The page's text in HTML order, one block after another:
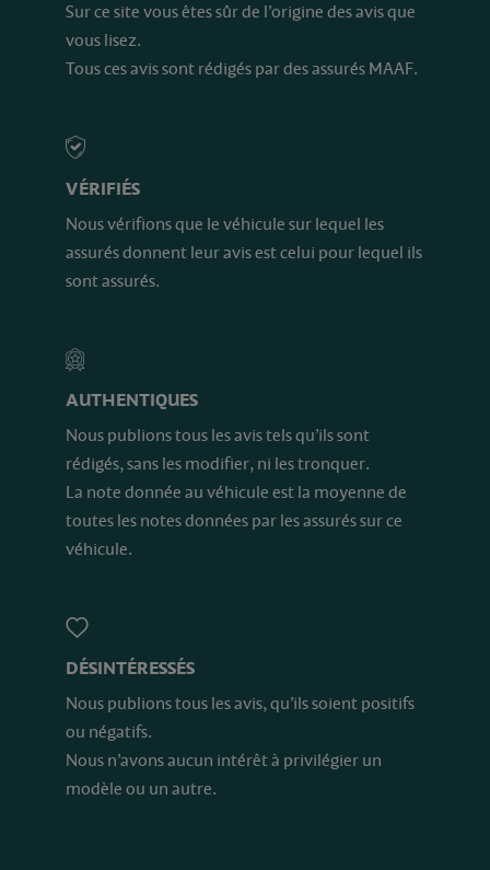
Sur ce site vous êtes sûr de l’origine des avis que
vous lisez.
Tous ces avis sont rédigés par des assurés MAAF.
VÉRIFIÉS
Nous vérifions que le véhicule sur lequel les
assurés donnent leur avis est celui pour lequel ils
sont assurés.
AUTHENTIQUES
Nous publions tous les avis tels qu’ils sont
rédigés, sans les modifier, ni les tronquer.
La note donnée au véhicule est la moyenne de
toutes les notes données par les assurés sur ce
véhicule.
DÉSINTÉRESSÉS
Nous publions tous les avis, qu’ils soient positifs
ou négatifs.
Nous n’avons aucun intérêt à privilégier un
modèle ou un autre.